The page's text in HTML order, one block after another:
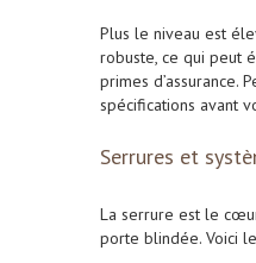
Plus le niveau est
robuste, ce qui peut
primes d’assurance.
spécifications avant
Serrures et
La serrure est le
porte blindée. Voici